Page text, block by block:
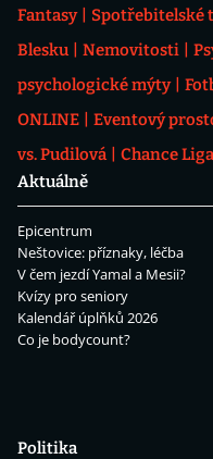
Fantasy
Spotřebitelské
Blesku
Nemovitosti
psychologické mýty
ONLINE
Eventový
vs. Pudilová
Chance
Aktuálně
Epicentrum
Neštovice: příznaky, léčba
V čem jezdí Yamal a Mesii?
Kvízy pro seniory
Kalendář úplňků 2026
Co je bodycount?
Politika